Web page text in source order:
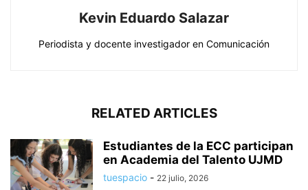
Kevin Eduardo Salazar
Periodista y docente investigador en Comunicación
RELATED ARTICLES
Estudiantes de la ECC participan
en Academia del Talento UJMD
tuespacio - 22 julio, 2026